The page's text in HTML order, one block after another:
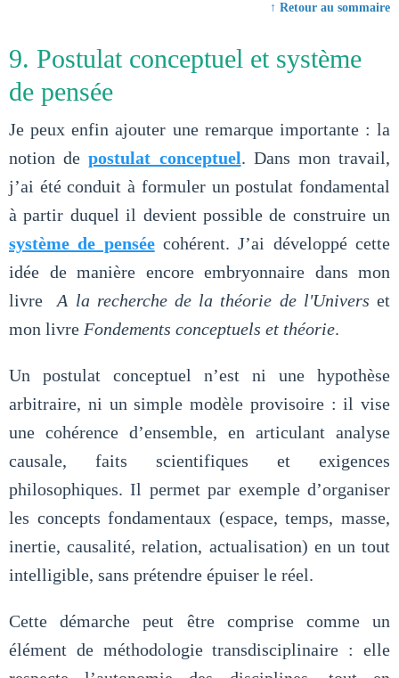
↑ Retour au sommaire
9. Postulat conceptuel et système
de pensée
Je peux enfin ajouter une remarque importante : la
notion depostulat conceptuel. Dans mon travail,
j’ai été conduit à formuler un postulat fondamental
à partir duquel il devient possible de construire un
système de penséecohérent. J’ai développé cette
idée de manière encore embryonnaire dans mon
livre
A la recherche de la théorie de l'Univers et
mon livre Fondements conceptuels et théorie.
Un postulat conceptuel n’est ni une hypothèse
arbitraire, ni un simple modèle provisoire : il vise
une cohérence d’ensemble, en articulant analyse
causale, faits scientifiques et exigences
philosophiques. Il permet par exemple d’organiser
les concepts fondamentaux (espace, temps, masse,
inertie, causalité, relation, actualisation) en un tout
intelligible, sans prétendre épuiser le réel.
Cette démarche peut être comprise comme un
élément de méthodologie transdisciplinaire : elle